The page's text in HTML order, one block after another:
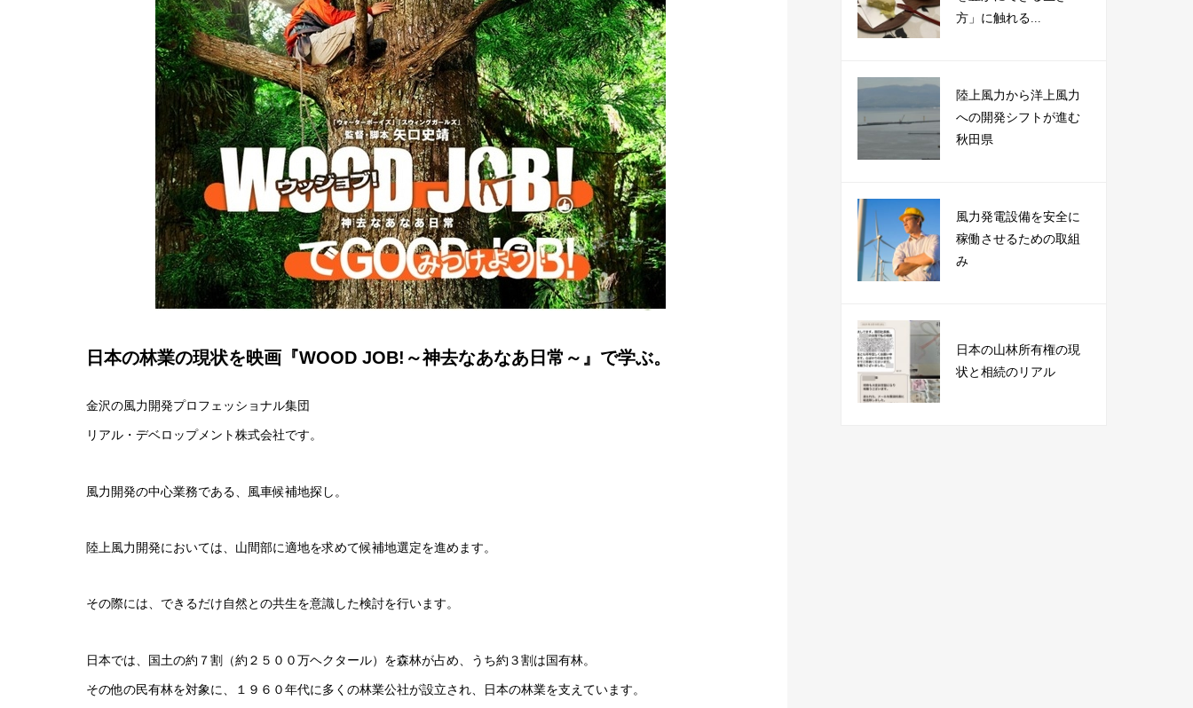
日本の林業の現状を映画『WOOD JOB!～神去なあなあ日常～』で学ぶ。
金沢の風力開発プロフェッショナル集団
リアル・デベロップメント株式会社です。
風力開発の中心業務である、風車候補地探し。
陸上風力開発においては、山間部に適地を求めて候補地選定を進めます。
その際には、できるだけ自然との共生を意識した検討を行います。
日本では、国土の約７割（約２５００万ヘクタール）を森林が占め、うち約３割は国有林。
その他の民有林を対象に、１９６０年代に多くの林業公社が設立され、日本の林業を支えています。
方」に触れる...
陸上風力から洋上風力
への開発シフトが進む
秋田県
風力発電設備を安全に
稼働させるための取組
み
日本の山林所有権の現
状と相続のリアル